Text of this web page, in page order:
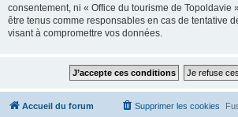
consentement, ni « Office du tourisme de Topoldavie
être tenus comme responsables en cas de tentative
visant à compromettre vos données.
Accueil du forum Supprimer les cookies